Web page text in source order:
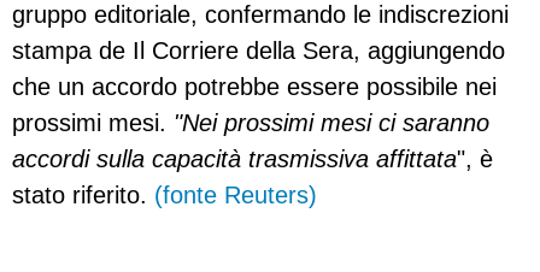
gruppo editoriale, confermando le indiscrezioni
stampa de Il Corriere della Sera, aggiungendo
che un accordo potrebbe essere possibile nei
prossimi mesi. "Nei prossimi mesi ci saranno
accordi sulla capacità trasmissiva affittata", è
stato riferito. (fonte Reuters)